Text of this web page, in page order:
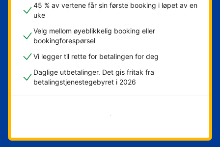
45 % av vertene får sin første booking i løpet av en
uke
Velg mellom øyeblikkelig booking eller
bookingforespørsel
Vi legger til rette for betalingen for deg
Daglige utbetalinger. Det gis fritak fra
betalingstjenestegebyret i 2026
Kom i gang nå